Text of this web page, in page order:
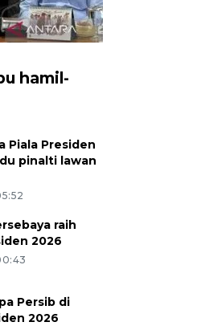
hamil-
Piala Presiden
pinalti lawan
raih
2026
Persib di
2026